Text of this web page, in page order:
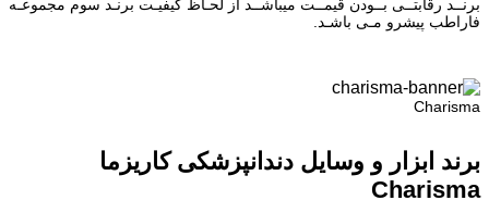
برنــد رقابتــی بــودن قیمــت میباشــد از لحـاظ کیفیـت برنـد سوم مجموعـه
فاراطب پیشرو مـی باشـد.
Charisma
برند ابزار و وسایل دندانپزشکی کاریزما
Charisma